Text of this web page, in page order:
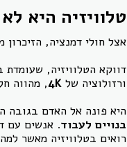
טלוויזיה היא
אצל חולי דמנציה,
דווקא הטלוויזיה,
ורזולוציה של 4K, מהווה
היא פונה אל האדם בגובה
בנויים לעבוד. אנשים עם
רואים בטלוויזיה מאשר